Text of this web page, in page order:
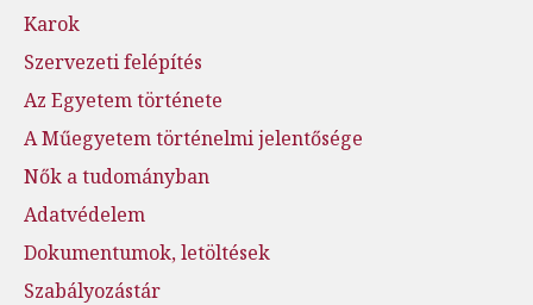
Karok
Szervezeti felépítés
Az Egyetem története
A Műegyetem történelmi jelentősége
Nők a tudományban
Adatvédelem
Dokumentumok, letöltések
Szabályozástár